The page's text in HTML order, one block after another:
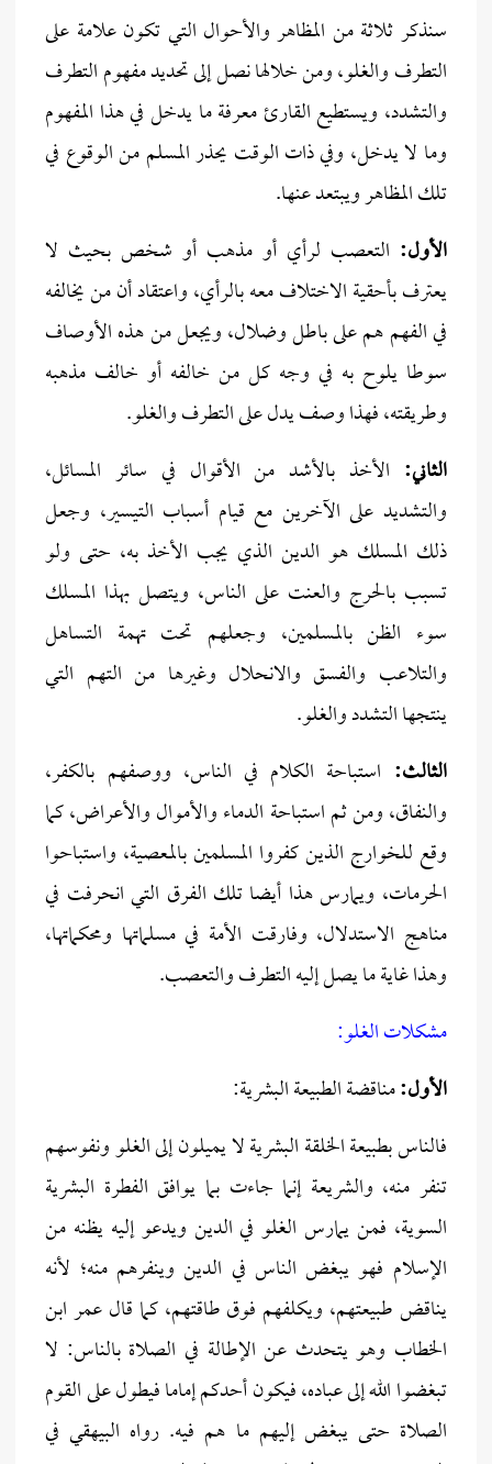
سنذكر ثلاثة من المظاهر والأحوال التي تكون علامة على
التطرف والغلو، ومن خلالها نصل إلى تحديد مفهوم التطرف
والتشدد، ويستطيع القارئ معرفة ما يدخل في هذا المفهوم
وما لا يدخل، وفي ذات الوقت يحذر المسلم من الوقوع في
تلك المظاهر ويبتعد عنها.
الأول: التعصب لرأي أو مذهب أو شخص بحيث لا
يعترف بأحقية الاختلاف معه بالرأي، واعتقاد أن من يخالفه
في الفهم هم على باطل وضلال، ويجعل من هذه الأوصاف
سوطا يلوح به في وجه كل من خالفه أو خالف مذهبه
وطريقته، فهذا وصف يدل على التطرف والغلو.
الثاني: الأخذ بالأشد من الأقوال في سائر المسائل،
والتشديد على الآخرين مع قيام أسباب التيسير، وجعل
ذلك المسلك هو الدين الذي يجب الأخذ به، حتى ولو
تسبب بالحرج والعنت على الناس، ويتصل بهذا المسلك
سوء الظن بالمسلمين، وجعلهم تحت تهمة التساهل
والتلاعب والفسق والانحلال وغيرها من التهم التي
ينتجها التشدد والغلو.
الثالث: استباحة الكلام في الناس، ووصفهم بالكفر،
والنفاق، ومن ثم استباحة الدماء والأموال والأعراض، كما
وقع للخوارج الذين كفروا المسلمين بالمعصية، واستباحوا
الحرمات، ويمارس هذا أيضا تلك الفرق التي انحرفت في
مناهج الاستدلال، وفارقت الأمة في مسلماتها ومحكماتها،
وهذا غاية ما يصل إليه التطرف والتعصب.
مشكلات الغلو:
الأول:مناقضة الطبيعة البشرية:
فالناس بطبيعة الخلقة البشرية لا يميلون إلى الغلو ونفوسهم
تنفر منه، والشريعة إنما جاءت بما يوافق الفطرة البشرية
السوية، فمن يمارس الغلو في الدين ويدعو إليه يظنه من
الإسلام فهو يبغض الناس في الدين وينفرهم منه؛ لأنه
يناقض طبيعتهم، ويكلفهم فوق طاقتهم، كما قال عمر ابن
الخطاب وهو يتحدث عن الإطالة في الصلاة بالناس: لا
تبغضوا الله إلى عباده، فيكون أحدكم إماما فيطول على القوم
الصلاة حتى يبغض إليهم ما هم فيه. رواه البيهقي في